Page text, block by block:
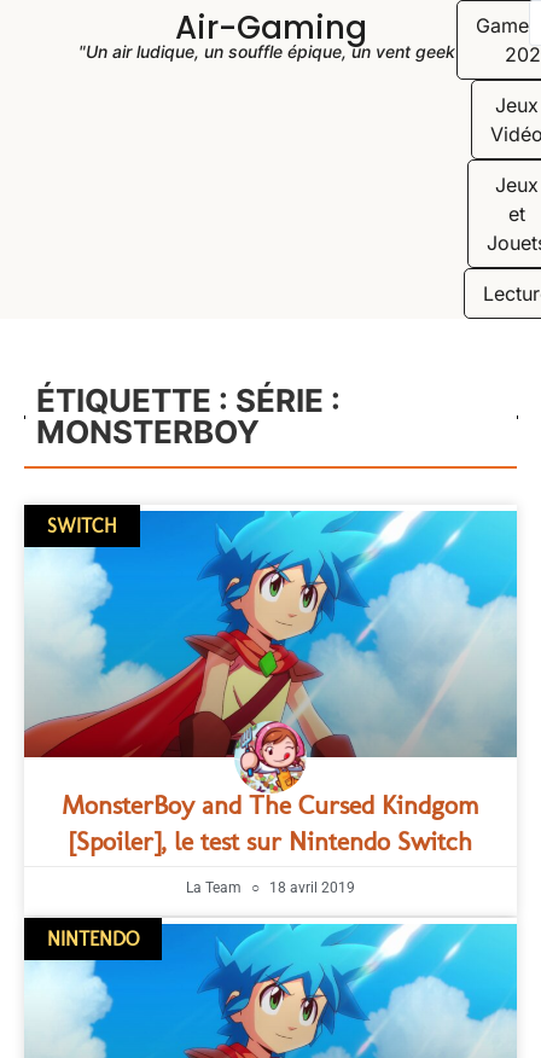
Air-Gaming
"Un air ludique, un souffle épique, un vent geek"
Jeux
Jeux
et
ÉTIQUETTE : SÉRIE :
MONSTERBOY
SWITCH
MonsterBoy and The Cursed Kindgom
[Spoiler], le test sur Nintendo Switch
La Team 18 avril 2019
NINTENDO